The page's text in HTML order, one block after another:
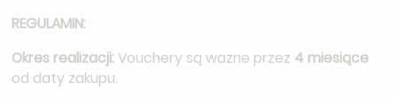
REGULAMIN:
Okres realizacji:Vouchery są ważne przez 4 miesiące
od daty zakupu.